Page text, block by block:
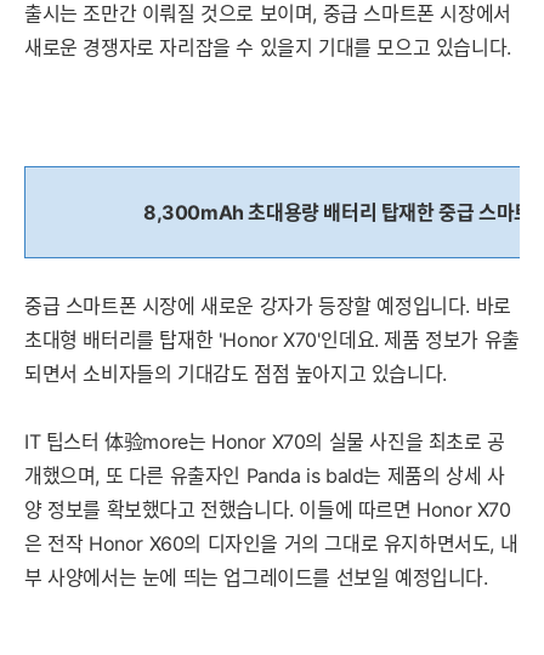
출시는 조만간 이뤄질 것으로 보이며, 중급 스마트폰 시장에서
새로운 경쟁자로 자리잡을 수 있을지 기대를 모으고 있습니다.
8,300mAh 초대용량 배터리 탑재한 중급 스마트
중급 스마트폰 시장에 새로운 강자가 등장할 예정입니다. 바로
초대형 배터리를 탑재한 'Honor X70'인데요. 제품 정보가 유출
되면서 소비자들의 기대감도 점점 높아지고 있습니다.
IT 팁스터 体验more는 Honor X70의 실물 사진을 최초로 공
개했으며, 또 다른 유출자인 Panda is bald는 제품의 상세 사
양 정보를 확보했다고 전했습니다. 이들에 따르면 Honor X70
은 전작 Honor X60의 디자인을 거의 그대로 유지하면서도, 내
부 사양에서는 눈에 띄는 업그레이드를 선보일 예정입니다.